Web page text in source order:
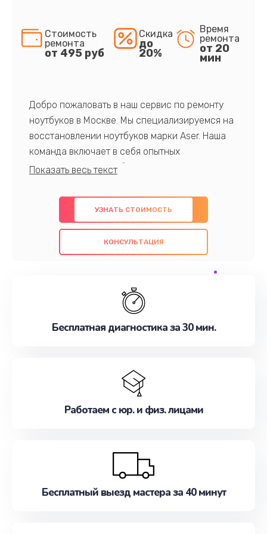
Стоимость
ремонта
от 495 руб
Скидка
до
20%
Время
ремонта
от 20
мин
Добро пожаловать в наш сервис по ремонту
ноутбуков в Москве. Мы специализируемся на
восстановлении ноутбуков марки Aser. Наша
команда включает в себя опытных
профессионалов с обширными знаниями и
предлагаем быстрый и качественный ремонт с
использованием оригинальных компонентов, а
также гарантируем качество всех
проведенных работ. Наша цель - предоставить
обслуживание, удовлетворяя их потребности
наилучшим образом. Не медлите записаться на
УЗНАТЬ СТОИМОСТЬ
КОНСУЛЬТАЦИЯ
Бесплатная диагностика за 30 мин.
Работаем с юр. и физ. лицами
Бесплатный выезд мастера за 40 минут